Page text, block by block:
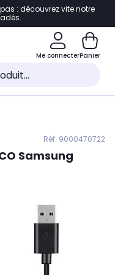
: découvrez vite notre
Me connecterPanier
Réf. 9000470722
Samsung